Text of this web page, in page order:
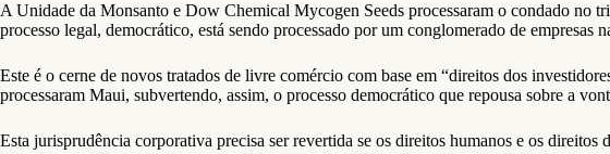
A Unidade da Monsanto e Dow Chemical Mycogen Seeds processaram o condado no
processo legal, democrático, está sendo processado por um conglomerado de
Este é o cerne de novos tratados de livre comércio com base em “direitos dos
processaram Maui, subvertendo, assim, o processo democrático que repousa sobre a
Esta jurisprudência corporativa precisa ser revertida se os direitos humanos e os